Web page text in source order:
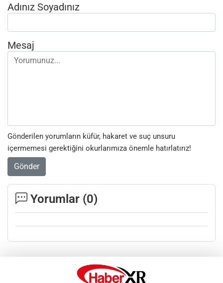
Adınız Soyadınız
Mesaj
Gönderilen yorumların küfür, hakaret ve suç unsuru
içermemesi gerektiğini okurlarımıza önemle hatırlatırız!
Gönder
Yorumlar (0)